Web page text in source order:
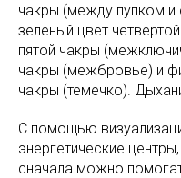
чакры (между пупком и
зеленый цвет
пятой чакры
чакры (межбровье) и
чакры (темечко).
С помощью
энергетические
сначала можно